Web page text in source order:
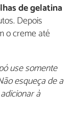
de gelatina
Depois
o creme até
use somente
esqueça de a
à